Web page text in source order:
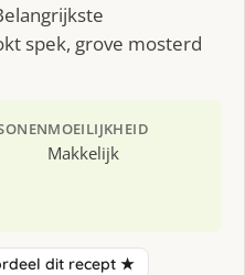
spek, grove mosterd
MOEILIJKHEID
Makkelijk
dit recept ★